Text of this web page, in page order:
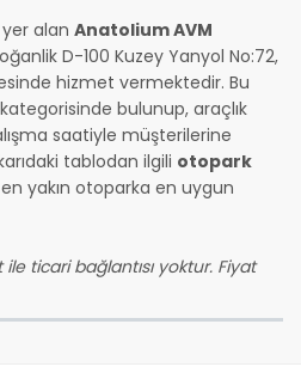
alan Anatolium AVM
D-100 Kuzey Yanyol No:72,
hizmet vermektedir. Bu
kategorisinde bulunup, araçlık
saatiyle müşterilerine
tablodan ilgili otopark
yakın otoparka en uygun
ticari bağlantısı yoktur. Fiyat